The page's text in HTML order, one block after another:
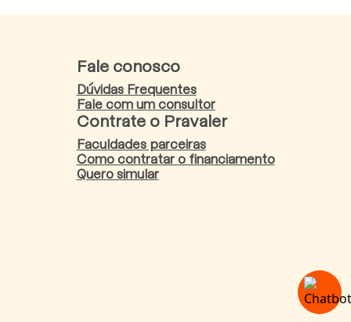
Fale conosco
Dúvidas Frequentes
Fale com um consultor
Contrate o Pravaler
Faculdades parceiras
Como contratar o financiamento
Quero simular